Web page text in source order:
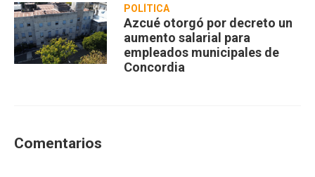
POLÍTICA
Azcué otorgó por decreto un
aumento salarial para
empleados municipales de
Concordia
Comentarios